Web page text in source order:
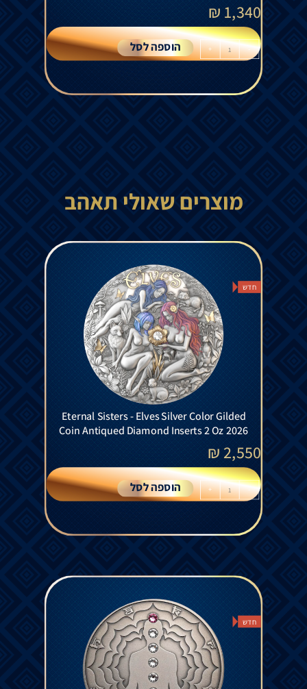
1,340
₪
-
+ הוספה לסל
מוצרים שאולי תאהב
חדש
Eternal Sisters - Elves Silver Color Gilded
Coin Antiqued Diamond Inserts 2 Oz 2026
2,550
₪
-
+ הוספה לסל
חדש